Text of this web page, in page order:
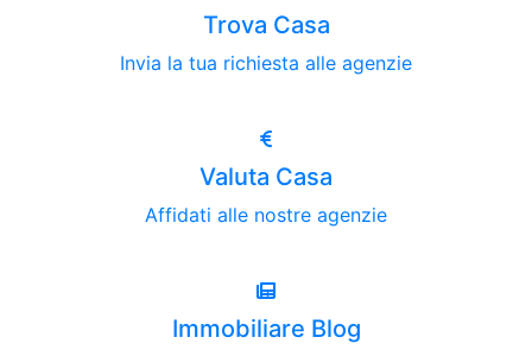
Trova Casa
Invia la tua richiesta alle agenzie
Valuta Casa
Affidati alle nostre agenzie
Immobiliare Blog